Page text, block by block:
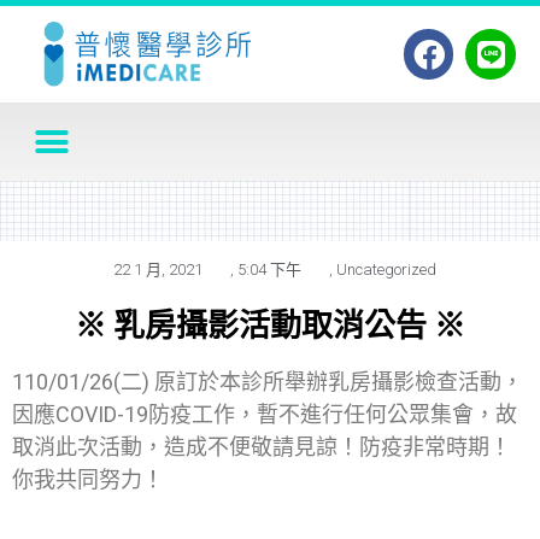
22 1 月, 2021 , 5:04 下午 , Uncategorized
※ 乳房攝影活動取消公告 ※
110/01/26(二) 原訂於本診所舉辦乳房攝影檢查活動，
因應COVID-19防疫工作，暫不進行任何公眾集會，故
取消此次活動，造成不便敬請見諒！防疫非常時期！
你我共同努力！